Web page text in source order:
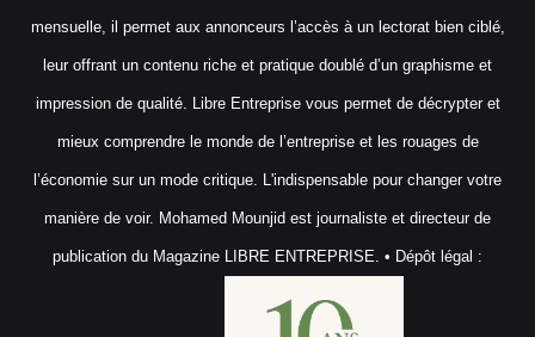
mensuelle, il permet aux annonceurs l’accès à un lectorat bien ciblé,
leur offrant un contenu riche et pratique doublé d’un graphisme et
impression de qualité. Libre Entreprise vous permet de décrypter et
mieux comprendre le monde de l’entreprise et les rouages de
l’économie sur un mode critique. L'indispensable pour changer votre
manière de voir. Mohamed Mounjid est journaliste et directeur de
publication du Magazine LIBRE ENTREPRISE. • Dépôt légal :